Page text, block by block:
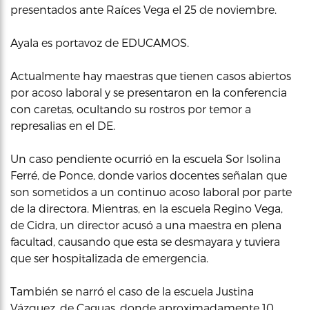
presentados ante Raíces Vega el 25 de noviembre.
Ayala es portavoz de EDUCAMOS.
Actualmente hay maestras que tienen casos abiertos
por acoso laboral y se presentaron en la conferencia
con caretas, ocultando su rostros por temor a
represalias en el DE.
Un caso pendiente ocurrió en la escuela Sor Isolina
Ferré, de Ponce, donde varios docentes señalan que
son sometidos a un continuo acoso laboral por parte
de la directora. Mientras, en la escuela Regino Vega,
de Cidra, un director acusó a una maestra en plena
facultad, causando que esta se desmayara y tuviera
que ser hospitalizada de emergencia.
También se narró el caso de la escuela Justina